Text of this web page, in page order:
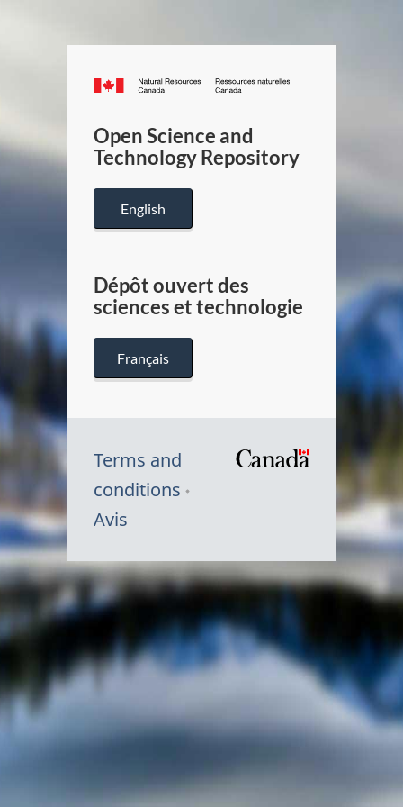
Canada.ca
/
Canada
Open Science and
Technology Repository
English
Dépôt ouvert des
sciences et technologie
Français
Terms and
conditions
Avis
Symbole
du
Canada